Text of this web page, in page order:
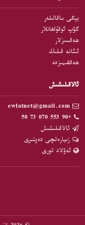
يېڭى ماقالىلەر
كۆپ ئوقۇلغانلار
ھەقسىزلار
ئىئانە قىلىڭ
ھەققىمىزدە
ئالاقىلىشىش
+90 553 070 73 50
ئالاقىلىشىش
زىيارەتچى دەپتىرى
ئەۋلاد تورى